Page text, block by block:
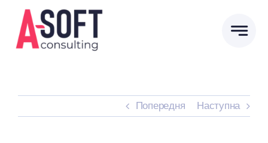
content
Попередня Наступна